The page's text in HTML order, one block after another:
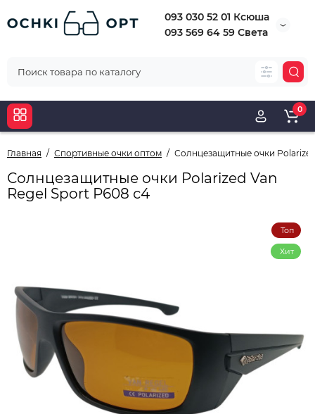
093 030 52 01 Ксюша
093 569 64 59 Света
0
Главная Спортивные очки оптом Солнцезащитные очки
Солнцезащитные очки Polarized Van
Regel Sport Р608 с4
Топ
Хит